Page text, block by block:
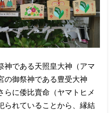
神である天照皇大神（アマ
の御祭神である豊受大神
らに倭比賣命（ヤマトヒメ
られていることから、縁結